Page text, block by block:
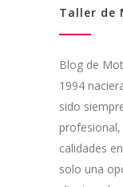
Taller de
Blog de
1994
sido
calidades
solo una